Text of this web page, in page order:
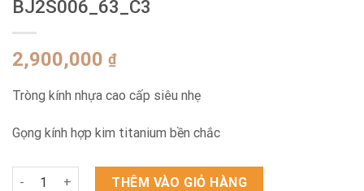
BJ2S006_63_C3
2,900,000 ₫
Tròng kính nhựa cao cấp siêu nhẹ
Gọng kính hợp kim titanium bền chắc
Mắt Kính Nam BOBBY JONES BJ2S006_63_C3 số lượng
THÊM VÀO GIỎ HÀNG